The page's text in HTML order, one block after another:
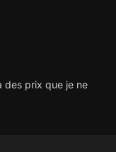
des prix que je ne